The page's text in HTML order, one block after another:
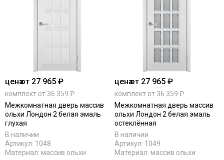
ценаот 27 965 ₽
комплект от 36 359 ₽
Межкомнатная дверь массив
ольхи Лондон 2 белая эмаль
глухая
В наличии
Артикул: 1048
Материал: массив ольхи
ценаот 27 965 ₽
комплект от 36 359 ₽
Межкомнатная дверь массив
ольхи Лондон 2 белая эмаль
остеклённая
В наличии
Артикул: 1049
Материал: массив ольхи